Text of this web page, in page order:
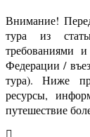
Внимание!
тура из
требованиями
Федерации /
тура). Ниже
ресурсы,
путешествие